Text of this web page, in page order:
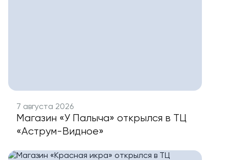
7 августа 2026
Магазин «У Палыча» открылся в ТЦ
«Аструм-Видное»